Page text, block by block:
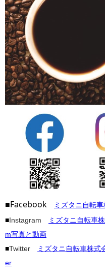
■Facebook ミズタニ自転
■Instagram
ミズタニ自転車
m写真と動画
■Twitter
ミズタニ自転車株式
er